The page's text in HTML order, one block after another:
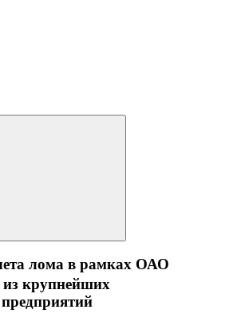
лома в рамках ОАО
крупнейших